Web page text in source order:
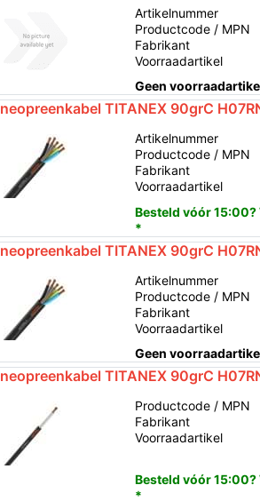
Artikelnummer
Productcode / MPN
Fabrikant
Voorraadartikel
Geen
neopreenkabel TITANEX 90grC
Artikelnummer
Productcode / MPN
Fabrikant
Voorraadartikel
Besteld vóór
*
neopreenkabel TITANEX 90grC
Artikelnummer
Productcode / MPN
Fabrikant
Voorraadartikel
Geen
neopreenkabel TITANEX 90grC
Productcode / MPN
Fabrikant
Voorraadartikel
Besteld vóór
*